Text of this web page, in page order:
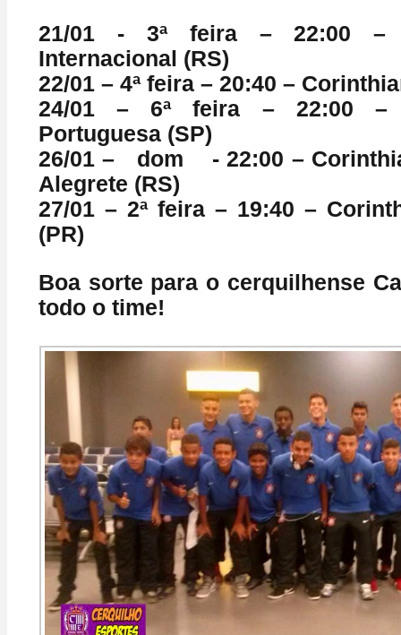
21/01 - 3ª feira – 22:00 –
Internacional (RS)
22/01 – 4ª feira – 20:40 –
24/01 – 6ª feira – 22:00 –
Portuguesa (SP)
26/01 – dom - 22:00 –
Alegrete (RS)
27/01 – 2ª feira – 19:40 –
(PR)
Boa sorte para o cerquilhense
todo o time!